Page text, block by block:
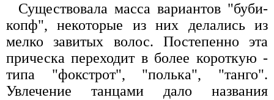
Существовала масса вариантов "буби-
копф", некоторые из них делались из
мелко завитых волос. Постепенно эта
прическа переходит в более короткую -
типа "фокстрот", "полька", "танго".
Увлечение танцами дало названия